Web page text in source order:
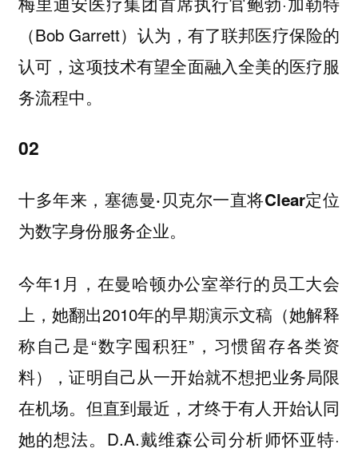
（Bob Garrett）认为，有了联邦医疗保险的
认可，这项技术有望全面融入全美的医疗服
务流程中。
02
十多年来，塞德曼·贝克尔一直将Clear定位
为数字身份服务企业。
今年1月，在曼哈顿办公室举行的员工大会
上，她翻出2010年的早期演示文稿（她解释
称自己是“数字囤积狂”，习惯留存各类资
料），证明自己从一开始就不想把业务局限
在机场。但直到最近，才终于有人开始认同
她的想法。D.A.戴维森公司分析师怀亚特·